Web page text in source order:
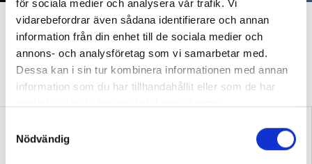
för sociala medier och analysera vår trafik. Vi
vidarebefordrar även sådana identifierare och annan
information från din enhet till de sociala medier och
annons- och analysföretag som vi samarbetar med.
Dessa kan i sin tur kombinera informationen med annan
information som du har tillhandahållit eller som de har
Nödvändig
Utbildningar räddas efter
Albins nedläggning
NYHETERTora Vega folkhögskola och Östra Grevie folkhögskola
tar över när Albin folkhögskola upphör.